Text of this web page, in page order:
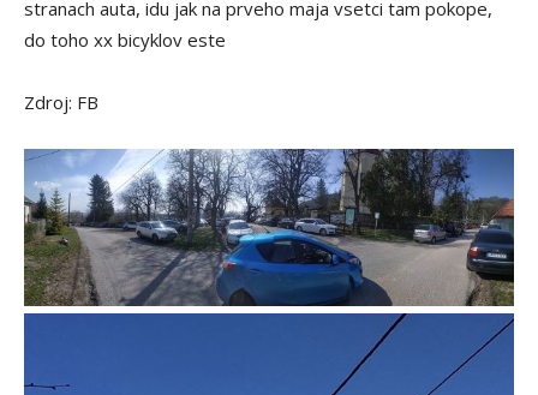
stranach auta, idu jak na prveho maja vsetci tam pokope,
do toho xx bicyklov este
Zdroj: FB